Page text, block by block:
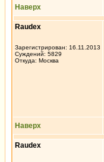
Наверх
Raudex
Зарегистрирован: 16.11.2013
Суждений: 5829
Откуда: Москва
Наверх
Raudex